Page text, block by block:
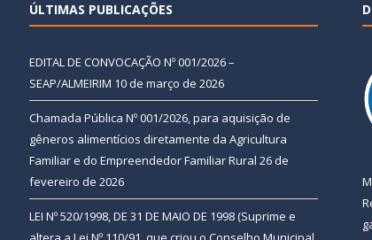
ÚLTIMAS PUBLICAÇÕES
EDITAL DE CONVOCAÇÃO Nº 001/2026 –
SEAP/ALMEIRIM 10 de março de 2026
Chamada Pública Nº 001/2026, para aquisição de
gêneros alimentícios diretamente da Agricultura
Familiar e do Empreendedor Familiar Rural 26 de
fevereiro de 2026
LEI Nº 520/1998, DE 31 DE MAIO DE 1998 (Suprime e